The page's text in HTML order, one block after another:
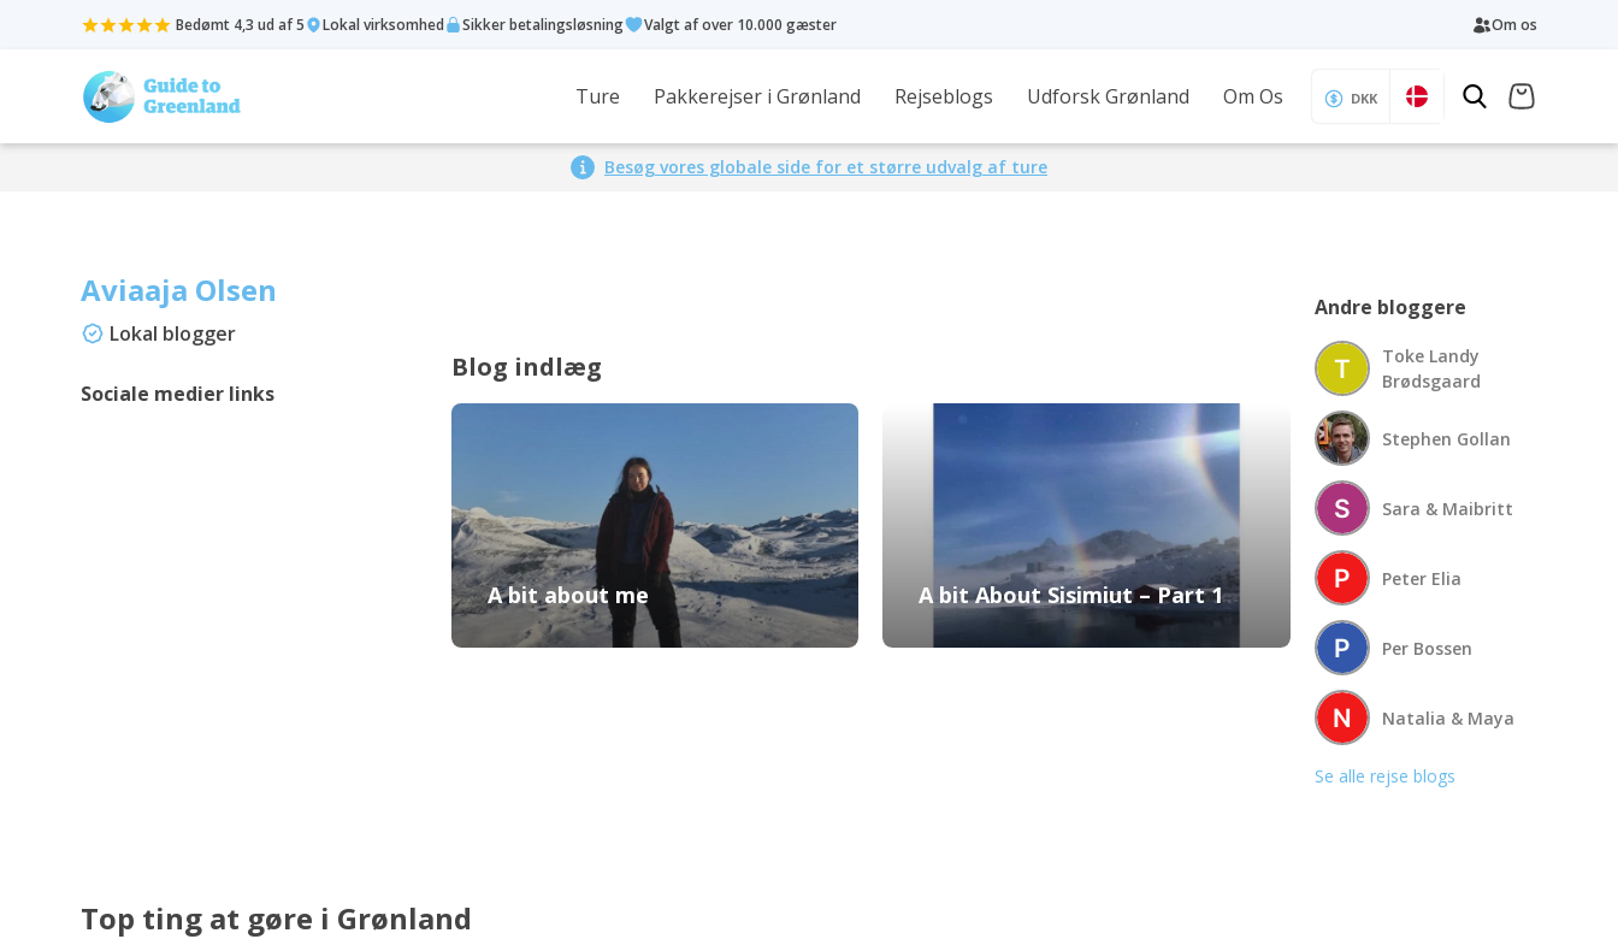
Bedømt 4,3 ud af 5 Lokal virksomhed Sikker betalingsløsning Valgt af over 10.000 gæster Om os
Ture Pakkerejser i Grønland Rejseblogs Udforsk Grønland Om Os DKK
Besøg vores globale side for et større udvalg af ture
Aviaaja Olsen
Lokal blogger
Sociale medier links
Blog indlæg
A bit about me A bit About Sisimiut – Part 1
Andre bloggere
Toke Landy
Brødsgaard
Stephen Gollan
Sara & Maibritt
Peter Elia
Per Bossen
Natalia & Maya
Se alle rejse blogs
Top ting at gøre i Grønland